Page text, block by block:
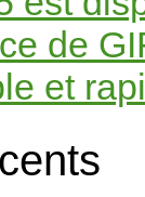
de
et